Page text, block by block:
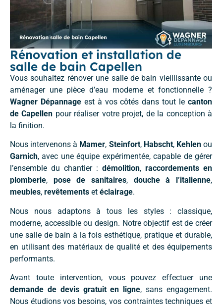
Rénovation et installation de
salle de bain Capellen
Vous souhaitez rénover une salle de bain vieillissante ou
aménager une pièce d’eau moderne et fonctionnelle ?
Wagner Dépannageest à vos côtés dans tout lecanton
de Capellen pour réaliser votre projet, de la conception à
la finition.
Nous intervenons à Mamer, Steinfort, Habscht, Kehlenou
Garnich, avec une équipe expérimentée, capable de gérer
l’ensemble du chantier : démolition, raccordements en
plomberie, pose de sanitaires, douche à l’italienne,
meubles, revêtements et éclairage.
Nous nous adaptons à tous les styles : classique,
moderne, accessible ou design. Notre objectif est de créer
une salle de bain à la fois esthétique, pratique et durable,
en utilisant des matériaux de qualité et des équipements
performants.
Avant toute intervention, vous pouvez effectuer une
demande de devis gratuit en ligne, sans engagement.
Nous étudions vos besoins, vos contraintes techniques et